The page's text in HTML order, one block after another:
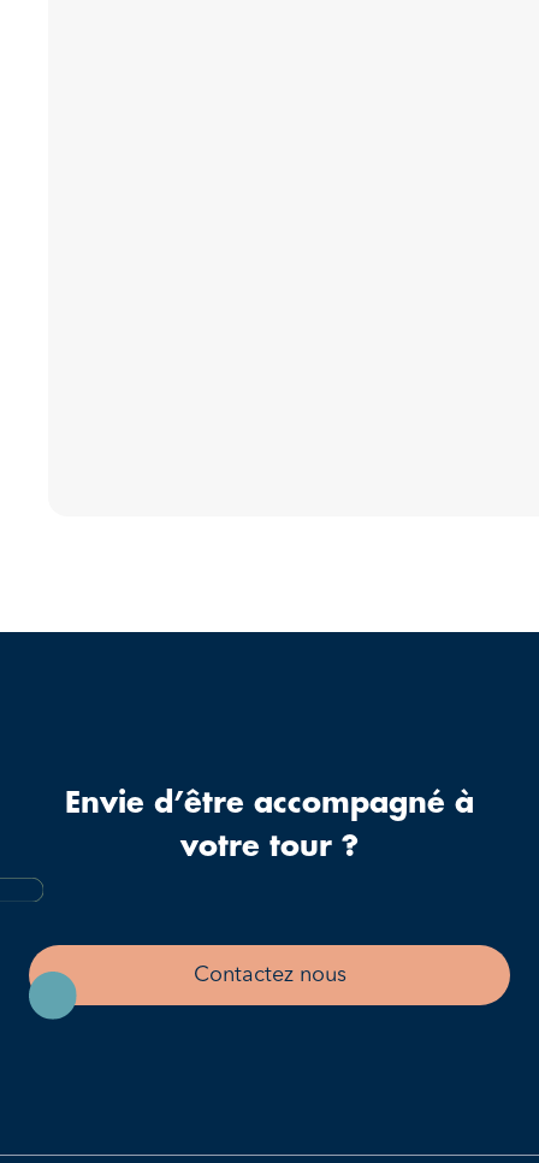
Envie d’être accompagné à
votre tour ?
Contactez nous